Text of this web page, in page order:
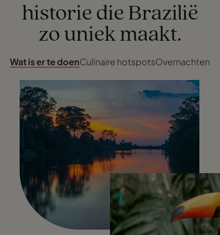
historie die Brazilië
zo uniek maakt.
Wat is er te doenCulinaire hotspotsOvernachten in